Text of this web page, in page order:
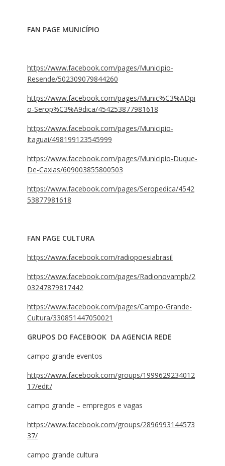
FAN PAGE MUNICÍPIO
https://www.facebook.com/pages/Municipio-
Resende/502309079844260
https://www.facebook.com/pages/Munic%C3%ADpi
o-Serop%C3%A9dica/454253877981618
https://www.facebook.com/pages/Municipio-
Itaguai/498199123545999
https://www.facebook.com/pages/Municipio-Duque-
De-Caxias/609003855800503
https://www.facebook.com/pages/Seropedica/4542
53877981618
FAN PAGE CULTURA
https://www.facebook.com/radiopoesiabrasil
https://www.facebook.com/pages/Radionovampb/2
03247879817442
https://www.facebook.com/pages/Campo-Grande-
Cultura/330851447050021
GRUPOS DO FACEBOOK DA AGENCIA REDE
campo grande eventos
https://www.facebook.com/groups/1999629234012
17/edit/
campo grande – empregos e vagas
https://www.facebook.com/groups/2896993144573
37/
campo grande cultura